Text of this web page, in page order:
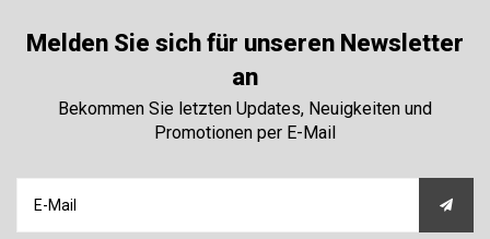
Melden Sie sich für unseren Newsletter
an
Bekommen Sie letzten Updates, Neuigkeiten und
Promotionen per E-Mail